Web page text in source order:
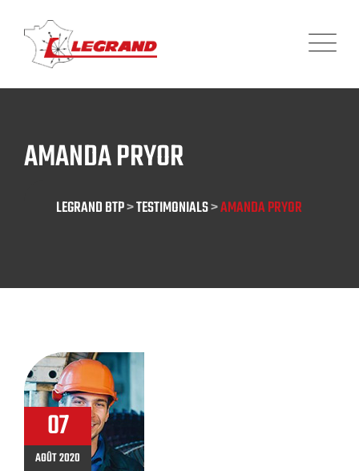
content
AMANDA PRYOR
LEGRAND BTP>TESTIMONIALS>AMANDA PRYOR
07
AOÛT 2020